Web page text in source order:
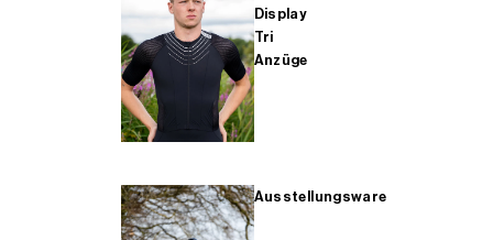
Display
Tri
Anzüge
Ausstellungsware